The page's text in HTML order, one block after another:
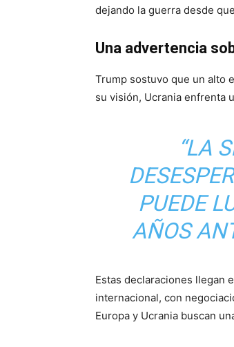
dejando la guerra desde
Una advertencia
Trump sostuvo que un alto
su visión, Ucrania enfrenta
“LA
PUEDE
AÑOS
Estas declaraciones llegan
internacional, con
Europa y Ucrania buscan